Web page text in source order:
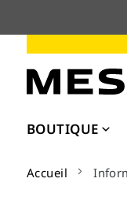
contenu
BOUTIQUE
Accueil